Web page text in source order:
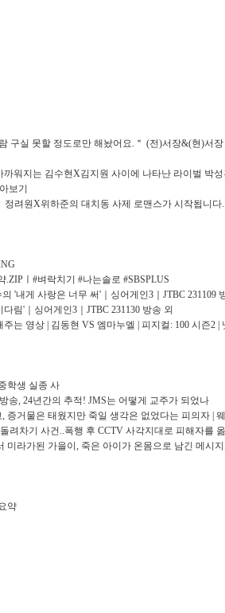
구실 못할 정도로만 해놨어요.＂ (전)서장&(현)서
워지는 김수현X김지원 사이에 나타난 라이벌 박성
보기
정려원X위하준의 대치동 사제 로맨스가 시작됩니다.
.ZIPㅣ#벼락치기 #나는솔로 #SBSPLUS
'내게 사랑은 너무 써'｜싱어게인3｜JTBC 231109
림'｜싱어게인3｜JTBC 231130 방송 외
는 영상 | 김동현 VS 엠마누엘 | 피지컬: 100 시즌2 |
학생 실종 사
송, 24년간의 추적! JMS는 어떻게 교주가 되었나
증거물은 태웠지만 죽일 생각은 없었다는 피의자 |
려차기 사건..폭행 후 CCTV 사각지대로 피해자를
미라가된 가을이, 죽은 아이가 온몸으로 남긴 메시
약